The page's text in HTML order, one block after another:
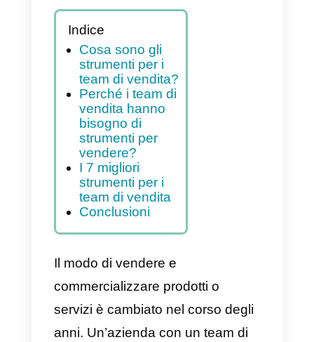
Indice
Cosa sono gli
strumenti per i
team di vendita?
Perché i team di
vendita hanno
vendere?
I 7 migliori
strumenti per i
team di vendita
Conclusioni